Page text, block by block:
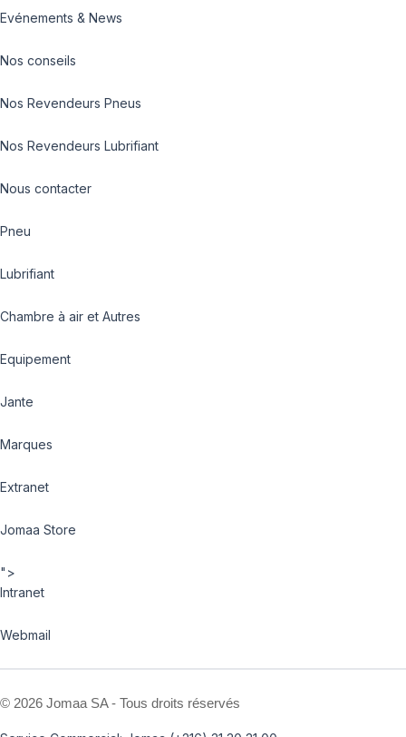
Evénements & News
Nos conseils
Nos Revendeurs Pneus
Nos Revendeurs Lubrifiant
Nous contacter
Pneu
Lubrifiant
Chambre à air et Autres
Equipement
Jante
Marques
Extranet
Jomaa Store
">
Intranet
Webmail
© 2026 Jomaa SA - Tous droits réservés